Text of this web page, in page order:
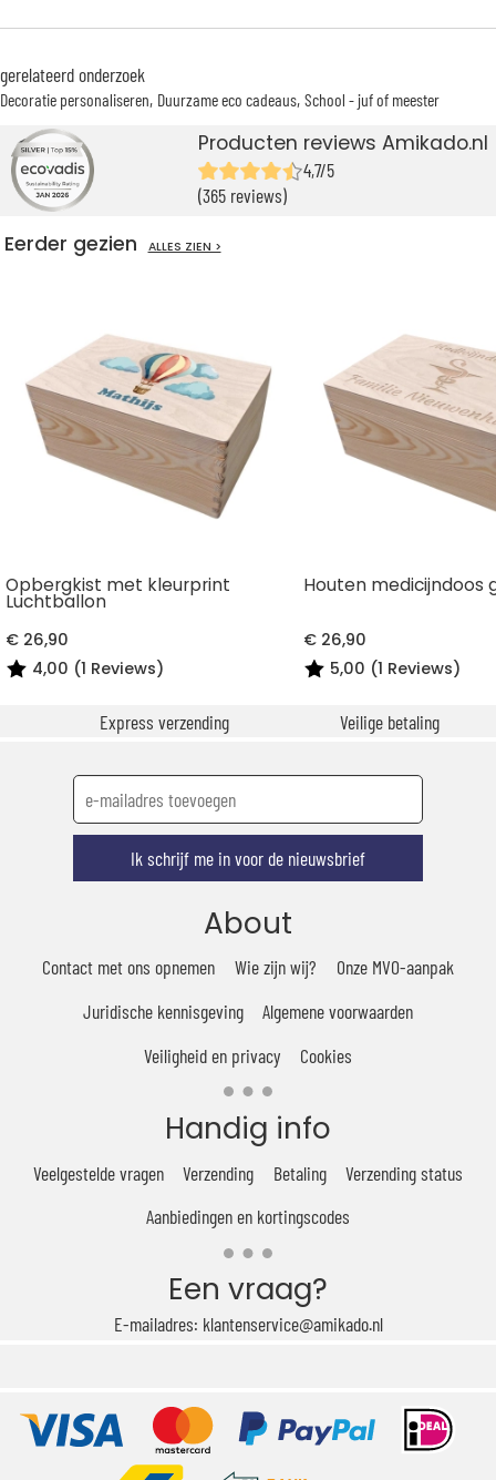
gerelateerd onderzoek
Decoratie personaliseren Duurzame eco cadeaus School - juf of meester
Producten reviews Amikado.nl
4,7/5
(365 reviews)
Eerder gezien ALLES ZIEN >
Opbergkist met kleurprint
Luchtballon
€ 26,90
4,00 (1 Reviews)
Houten medicijndoos
€ 26,90
5,00 (1 Reviews)
Express verzending Veilige betaling
Ik schrijf me in voor de nieuwsbrief
About
Contact met ons opnemen Wie zijn wij?
Onze MVO-aanpak
Juridische kennisgeving
Algemene voorwaarden
Veiligheid en privacy
Cookies
Handig info
Veelgestelde vragen Verzending Betaling
Verzending status
Aanbiedingen en kortingscodes
Een vraag?
E-mailadres: klantenservice@amikado.nl